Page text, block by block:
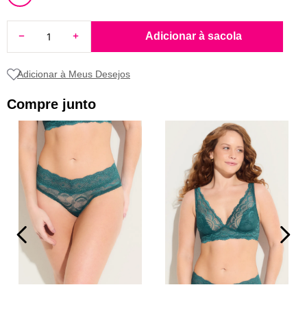
Adicionar à sacola
Compre junto